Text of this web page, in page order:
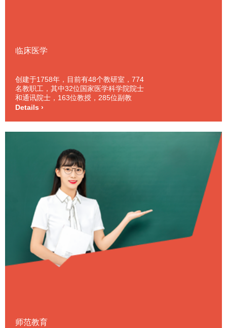
临床医学
创建于1758年，目前有48个教研室，774
名教职工，其中32位国家医学科学院院士
和通讯院士，163位教授，285位副教
授，设有内科、外科、妇产科专业。
Details ›
师范教育